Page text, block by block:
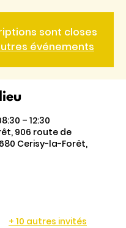
sont closes
événements
– 12:30
906 route de
Cerisy-la-Forêt,
+ 10 autres invités